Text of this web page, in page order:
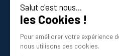
Salut c'est nous...
les Cookies !
Pour améliorer votre expérience
nous utilisons des cookies.
Wiha
Lame Wiha